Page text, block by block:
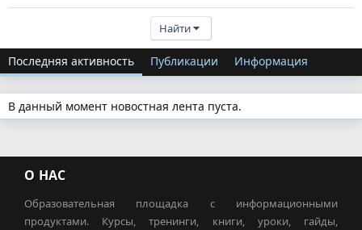
Найти
Последняя активность Публикации Информация
В данный момент новостная лента пуста.
О НАС
Образовательная площадка с информационными
продуктами. Курсы, тренинги, книги, уроки, гайды,